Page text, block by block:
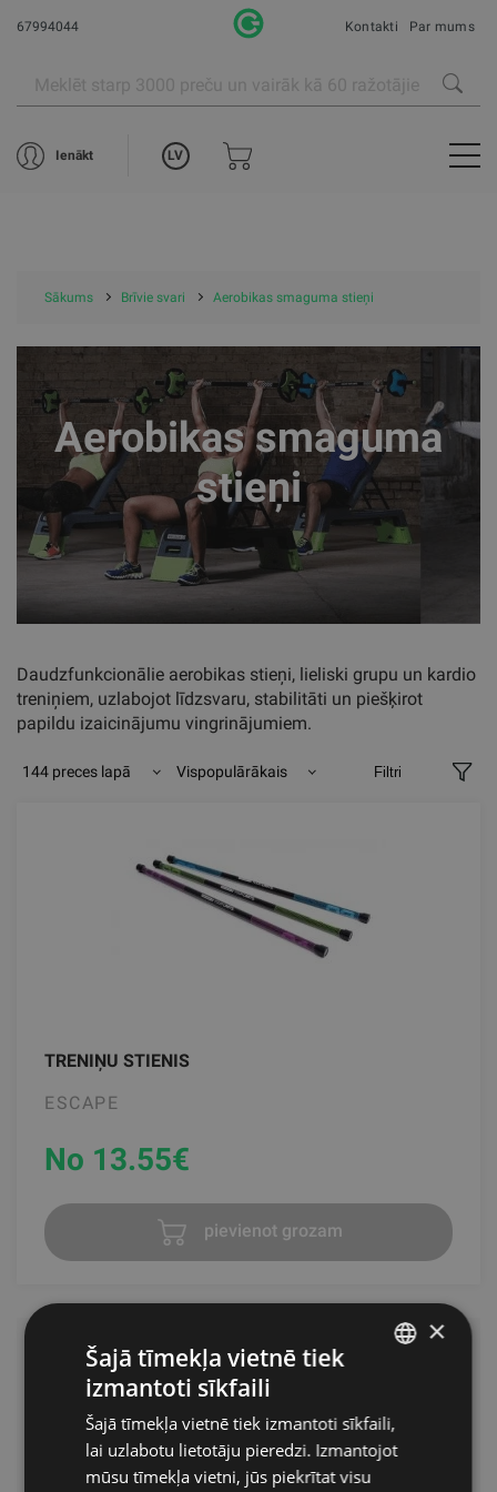
67994044 Kontakti Par mums
Ienākt LV
Sākums Brīvie svari Aerobikas smaguma stieņi
Aerobikas smaguma
stieņi
Daudzfunkcionālie aerobikas stieņi, lieliski grupu un kardio
treniņiem, uzlabojot līdzsvaru, stabilitāti un piešķirot
papildu izaicinājumu vingrinājumiem.
144 preces lapā Vispopulārākais Filtri
TRENIŅU STIENIS
ESCAPE
No 13.55€
pievienot grozam
Aerobikas stieņi – daudzpusīgs
treniņu aprīkojums
Aerobikas stieņi ir lielisks rīks, lai pievienotu intensitāti un
ENGLISH
RUSSIAN
×
Šajā tīmekļa vietnē tiek
izmantoti sīkfaili
Šajā tīmekļa vietnē tiek izmantoti sīkfaili,
lai uzlabotu lietotāju pieredzi. Izmantojot
mūsu tīmekļa vietni, jūs piekrītat visu